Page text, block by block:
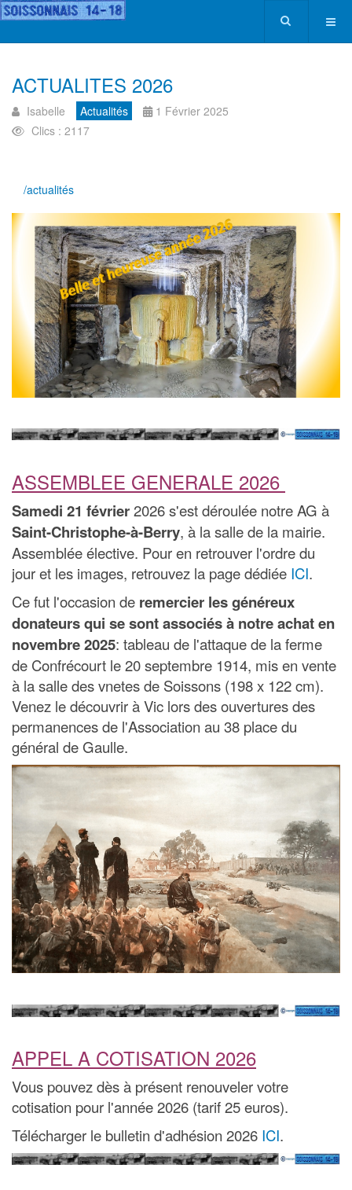
ACTUALITES 2026
Isabelle Actualités
1 Février 2025
Clics : 2117
/actualités
ASSEMBLEE GENERALE 2026
Samedi 21 février2026 s'est déroulée notre AG à
Saint-Christophe-à-Berry, à la salle de la mairie.
Assemblée élective. Pour en retrouver l'ordre du
jour et les images, retrouvez la page dédiée ICI.
Ce fut l'occasion de remercier les généreux
donateurs qui se sont associés à notre achat en
novembre 2025: tableau de l'attaque de la ferme
de Confrécourt le 20 septembre 1914, mis en vente
à la salle des vnetes de Soissons (198 x 122 cm).
Venez le découvrir à Vic lors des ouvertures des
permanences de l'Association au 38 place du
général de Gaulle.
APPEL A COTISATION 2026
Vous pouvez dès à présent renouveler votre
cotisation pour l'année 2026 (tarif 25 euros).
Télécharger le bulletin d'adhésion 2026 ICI.